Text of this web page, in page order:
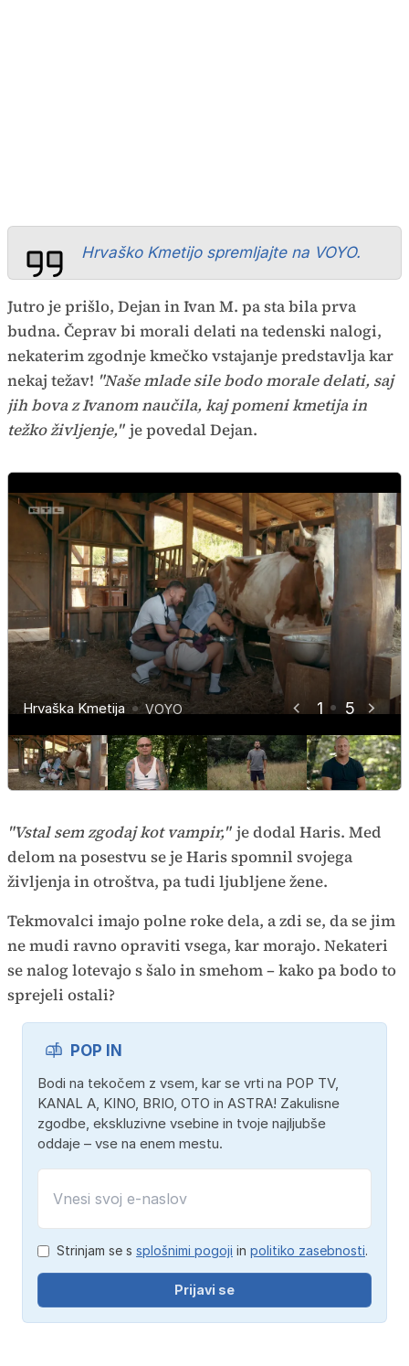
Hrvaško Kmetijo spremljajte na VOYO.
Jutro je prišlo, Dejan in Ivan M. pa sta bila prva
budna. Čeprav bi morali delati na tedenski nalogi,
nekaterim zgodnje kmečko vstajanje predstavlja kar
nekaj težav! "Naše mlade sile bodo morale delati, saj
jih bova z Ivanom naučila, kaj pomeni kmetija in
težko življenje," je povedal Dejan.
1 5
Hrvaška Kmetija VOYO
Hrvaška Kmetija VOYO
Hrvaška Kmetija VOYO
Hrvaška Kmetija VOYO
Hrvaška Kmetija VOYO
"Vstal sem zgodaj kot vampir," je dodal Haris. Med
delom na posestvu se je Haris spomnil svojega
življenja in otroštva, pa tudi ljubljene žene.
Tekmovalci imajo polne roke dela, a zdi se, da se jim
ne mudi ravno opraviti vsega, kar morajo. Nekateri
se nalog lotevajo s šalo in smehom – kako pa bodo to
sprejeli ostali?
POP IN
Bodi na tekočem z vsem, kar se vrti na POP TV,
KANAL A, KINO, BRIO, OTO in ASTRA! Zakulisne
zgodbe, ekskluzivne vsebine in tvoje najljubše
oddaje – vse na enem mestu.
Strinjam se s splošnimi pogoji in politiko zasebnosti.
Prijavi se